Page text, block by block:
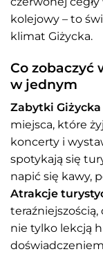
kolejowy – to
klimat Giżycka.
Co zobaczyć
w jednym
Zabytki Giżycka
miejsca, które
koncerty i
spotykają się
napić się kawy,
Atrakcje
nie tylko lekcją